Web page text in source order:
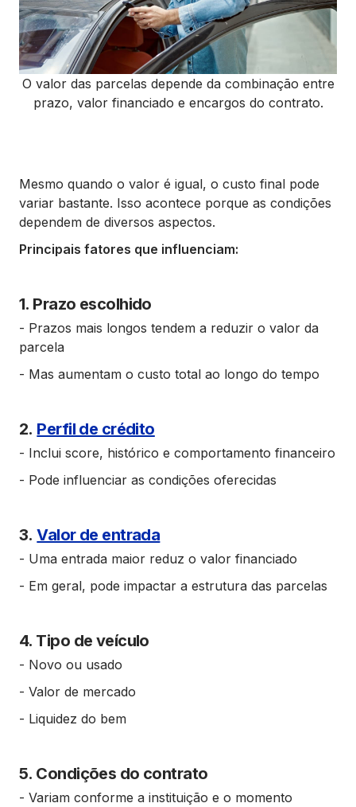
O valor das parcelas depende da combinação entre
prazo, valor financiado e encargos do contrato.
Mesmo quando o valor é igual, o custo final pode
variar bastante. Isso acontece porque as condições
dependem de diversos aspectos.
Principais fatores que influenciam:
1. Prazo escolhido
- Prazos mais longos tendem a reduzir o valor da
parcela
- Mas aumentam o custo total ao longo do tempo
2. Perfil de crédito
- Inclui score, histórico e comportamento financeiro
- Pode influenciar as condições oferecidas
3.Valor de entrada
- Uma entrada maior reduz o valor financiado
- Em geral, pode impactar a estrutura das parcelas
4. Tipo de veículo
- Novo ou usado
- Valor de mercado
- Liquidez do bem
5. Condições do contrato
- Variam conforme a instituição e o momento